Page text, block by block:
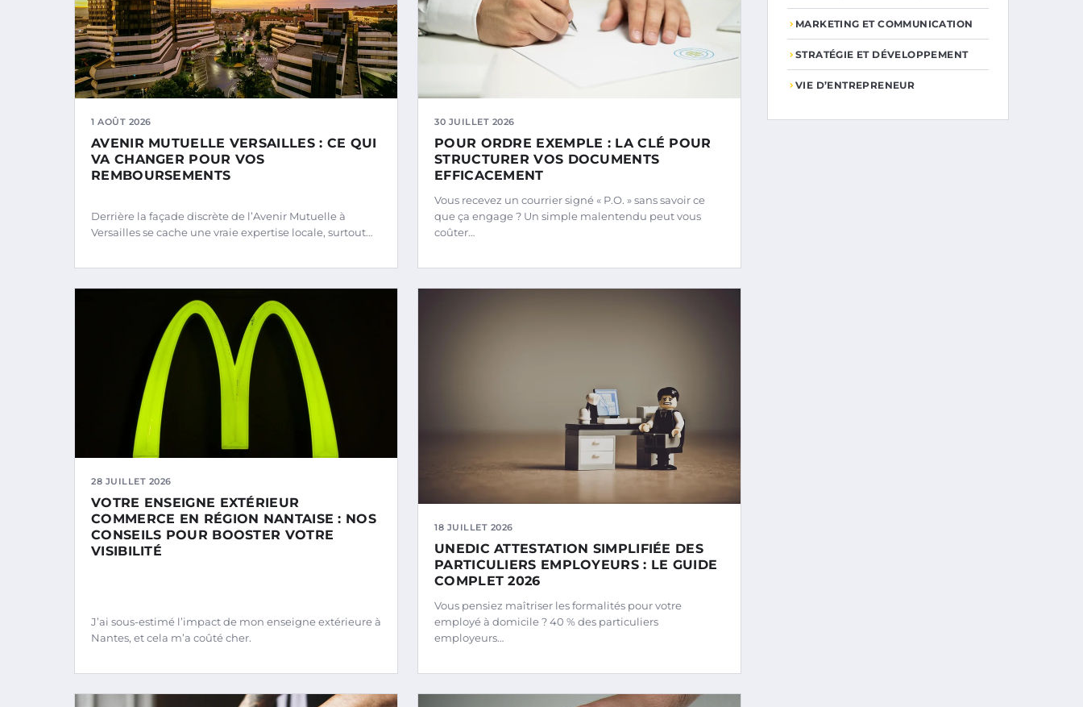
1 AOÛT 2026
AVENIR MUTUELLE VERSAILLES : CE QUI
VA CHANGER POUR VOS
REMBOURSEMENTS
Derrière la façade discrète de l’Avenir Mutuelle à
Versailles se cache une vraie expertise locale, surtout…
30 JUILLET 2026
POUR ORDRE EXEMPLE : LA CLÉ POUR
STRUCTURER VOS DOCUMENTS
EFFICACEMENT
Vous recevez un courrier signé « P.O. » sans savoir ce
que ça engage ? Un simple malentendu peut vous
coûter…
28 JUILLET 2026
VOTRE ENSEIGNE EXTÉRIEUR
COMMERCE EN RÉGION NANTAISE : NOS
CONSEILS POUR BOOSTER VOTRE
VISIBILITÉ
J’ai sous-estimé l’impact de mon enseigne extérieure à
Nantes, et cela m’a coûté cher.
18 JUILLET 2026
UNEDIC ATTESTATION SIMPLIFIÉE DES
PARTICULIERS EMPLOYEURS : LE GUIDE
COMPLET 2026
Vous pensiez maîtriser les formalités pour votre
employé à domicile ? 40 % des particuliers
employeurs…
MARKETING ET COMMUNICATION
STRATÉGIE ET DÉVELOPPEMENT
VIE D’ENTREPRENEUR